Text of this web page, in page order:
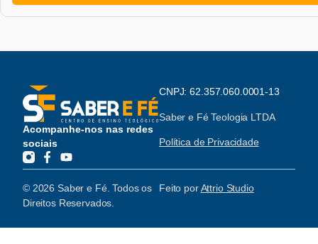
Acompanhe-nos nas redes
sociais
CNPJ: 62.357.060.0001-13
Saber e Fé Teologia LTDA
Política de Privacidade
© 2026 Saber e Fé. Todos os
Direitos Reservados.
Feito porAttrio Studio